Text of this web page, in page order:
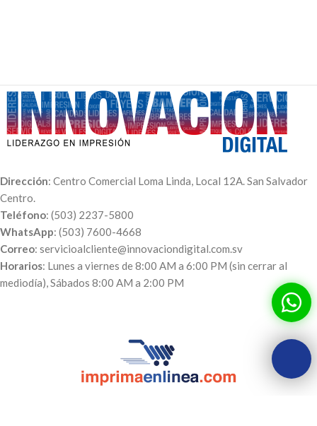
Dirección: Centro Comercial Loma Linda, Local 12A. San Salvador
Centro.
Teléfono: (503) 2237-5800
WhatsApp: (503) 7600-4668
Correo: servicioalcliente@innovaciondigital.com.sv
Horarios: Lunes a viernes de 8:00 AM a 6:00 PM (sin cerrar al
mediodía), Sábados 8:00 AM a 2:00 PM